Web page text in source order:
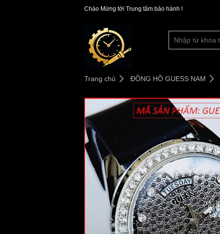
Chào Mừng tới Trung tâm bảo hành !
Trang chủ ĐỒNG HỒ GUESS NAM